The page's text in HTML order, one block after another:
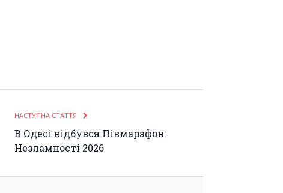
НАСТУПНА СТАТТЯ
В Одесі відбувся Півмарафон
Незламності 2026